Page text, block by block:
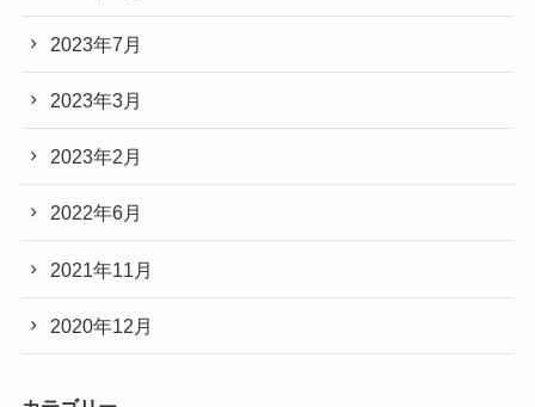
2023年7月
2023年3月
2023年2月
2022年6月
2021年11月
2020年12月